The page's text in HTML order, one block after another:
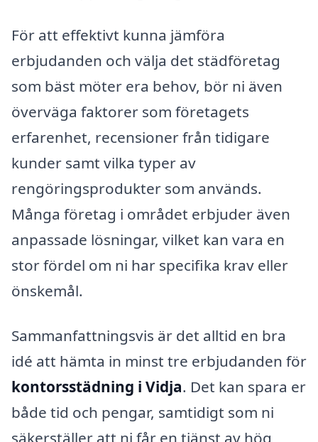
För att effektivt kunna jämföra
erbjudanden och välja det städföretag
som bäst möter era behov, bör ni även
överväga faktorer som företagets
erfarenhet, recensioner från tidigare
kunder samt vilka typer av
rengöringsprodukter som används.
Många företag i området erbjuder även
anpassade lösningar, vilket kan vara en
stor fördel om ni har specifika krav eller
önskemål.
Sammanfattningsvis är det alltid en bra
idé att hämta in minst tre erbjudanden för
kontorsstädning i Vidja. Det kan spara er
både tid och pengar, samtidigt som ni
säkerställer att ni får en tjänst av hög